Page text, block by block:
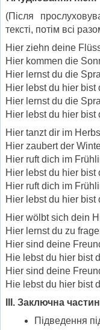
(Після
тексті, потім всі
Hier ziehn deine
Hier kommen die
Hier lernst du die
Hier lebst du hier bist
Hier lernst du die
Hier lebst du hier bist
Hier tanzt dir im
Hier zaubert der
Hier ruft dich im
Hier lebst du hier bist
Hier ruft dich im
Hier lebst du hier bist
Hier wölbt sich dein
Hier lernst du zu
Hier sind deine
Hie lebst du hier bist
Hier sind deine
Hie lebst du hier bist
ІІІ. Заключна
Підведення